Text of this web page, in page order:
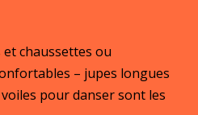
chaussettes ou
– jupes longues
pour danser sont les